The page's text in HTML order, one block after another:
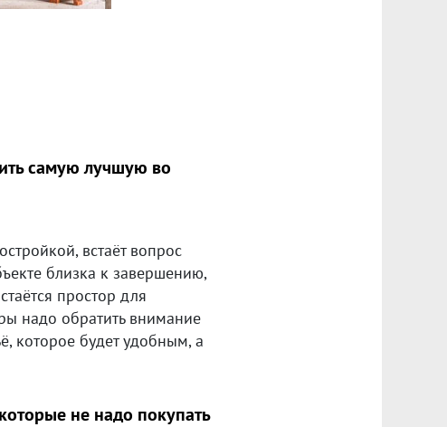
самую лучшую во
встаёт вопрос
близка к завершению,
простор для
надо обратить внимание
которое будет удобным, а
не надо покупать